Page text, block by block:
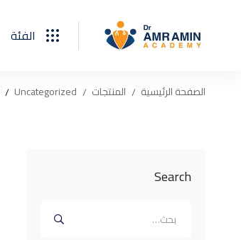
الفئة
الصفحة الرئيسية المنتجات Uncategorized
Search